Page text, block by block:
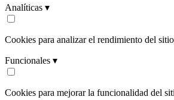
Analíticas ▾
Cookies para analizar el rendimiento del
Funcionales ▾
Cookies para mejorar la funcionalidad del